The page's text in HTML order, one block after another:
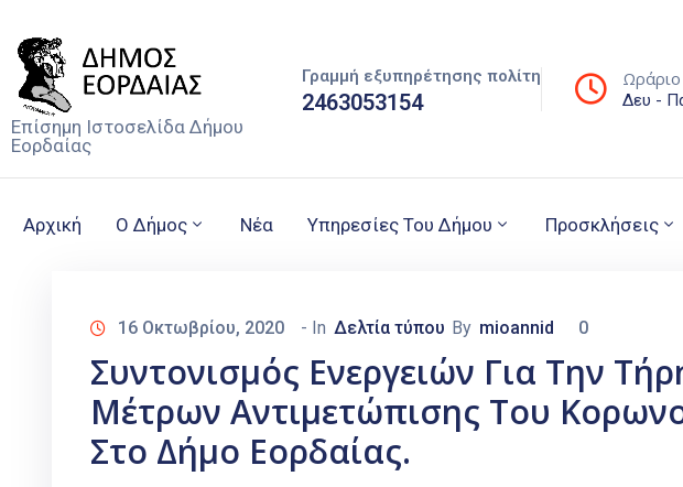
Επίσημη Ιστοσελίδα Δήμου
Εορδαίας
Γραμμή εξυπηρέτησης πολίτη
2463053154
Ωράριο
Δευ -
Αρχική Ο Δήμος Νέα Υπηρεσίες Του Δήμου Προσκλήσεις
16 Οκτωβρίου, 2020 - In Δελτία τύπου By mioannid 0
Συντονισμός Ενεργειών Για Την
Μέτρων Αντιμετώπισης Του
Στο Δήμο Εορδαίας.